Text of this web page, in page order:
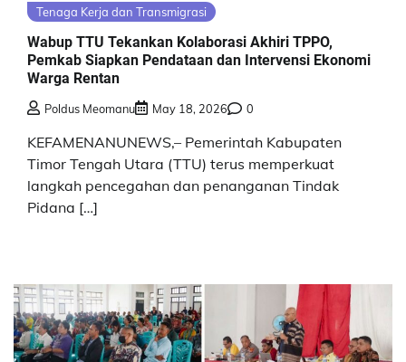
Tenaga Kerja dan Transmigrasi
Wabup TTU Tekankan Kolaborasi Akhiri TPPO,
Pemkab Siapkan Pendataan dan Intervensi Ekonomi
Warga Rentan
Poldus Meomanu May 18, 2026 0
KEFAMENANUNEWS,– Pemerintah Kabupaten
Timor Tengah Utara (TTU) terus memperkuat
langkah pencegahan dan penanganan Tindak
Pidana […]